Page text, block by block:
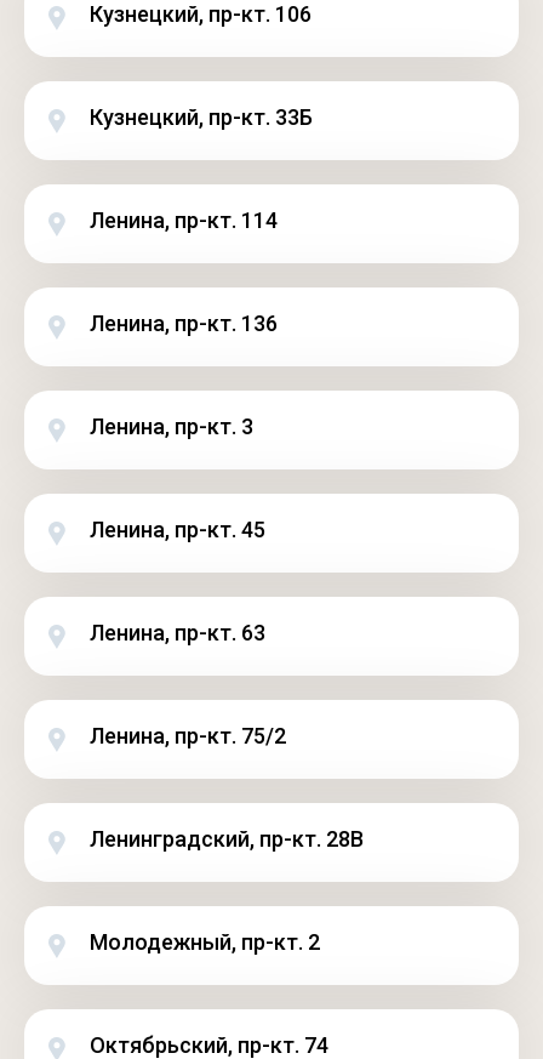
Кузнецкий, пр-кт. 106
Кузнецкий, пр-кт. 33Б
Ленина, пр-кт. 114
Ленина, пр-кт. 136
Ленина, пр-кт. 3
Ленина, пр-кт. 45
Ленина, пр-кт. 63
Ленина, пр-кт. 75/2
Ленинградский, пр-кт. 28В
Молодежный, пр-кт. 2
Октябрьский, пр-кт. 74